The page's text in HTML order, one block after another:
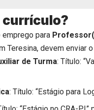
currículo?
para
Teresina, devem enviar
de Turma: Título:
: Título: “Estágio para